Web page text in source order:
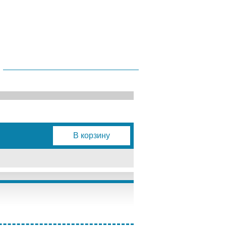
В корзину